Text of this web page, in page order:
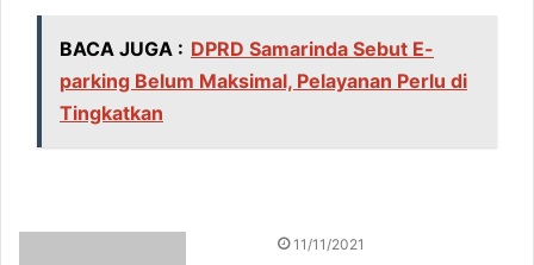
BACA JUGA : DPRD Samarinda Sebut E-
parking Belum Maksimal, Pelayanan Perlu di
Tingkatkan
11/11/2021